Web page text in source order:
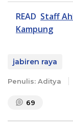
READ Staff
Kampung
jabiren raya
Penulis: Aditya
69